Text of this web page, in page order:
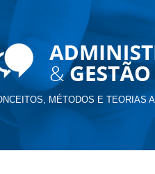
MÉTODOS E TEORIAS